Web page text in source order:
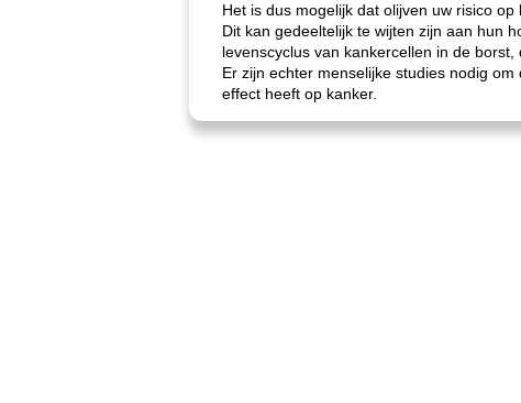
Het is dus mogelijk dat olijven uw risico op
Dit kan gedeeltelijk te wijten zijn aan hun
levenscyclus van kankercellen in de
Er zijn echter menselijke studies nodig
effect heeft op kanker.